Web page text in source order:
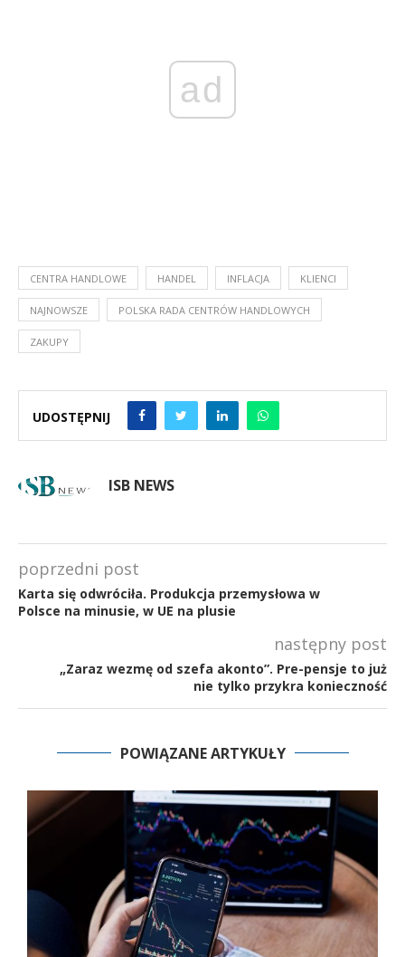
ad
CENTRA HANDLOWE HANDEL INFLACJA KLIENCI
NAJNOWSZE POLSKA RADA CENTRÓW HANDLOWYCH
ZAKUPY
UDOSTĘPNIJ
ISB NEWS
poprzedni post
Karta się odwróciła. Produkcja przemysłowa w
Polsce na minusie, w UE na plusie
następny post
„Zaraz wezmę od szefa akonto”. Pre-pensje to już
nie tylko przykra konieczność
POWIĄZANE ARTYKUŁY